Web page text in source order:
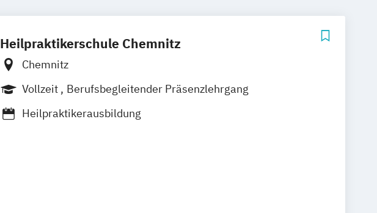
Heilpraktikerschule Chemnitz
Chemnitz
Vollzeit
Berufsbegleitender Präsenzlehrgang
Heilpraktikerausbildung